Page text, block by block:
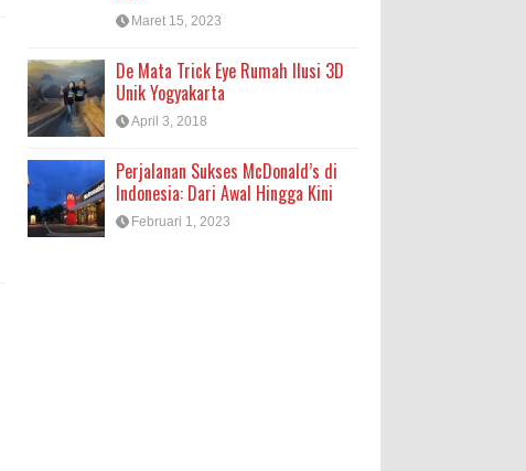
Maret 15, 2023
De Mata Trick Eye Rumah Ilusi 3D
Unik Yogyakarta
April 3, 2018
Perjalanan Sukses McDonald’s di
Indonesia: Dari Awal Hingga Kini
Februari 1, 2023